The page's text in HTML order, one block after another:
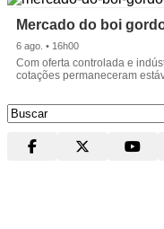
Mercado do boi
6 ago. • 16h00
Com oferta controlada e
cotações permaneceram